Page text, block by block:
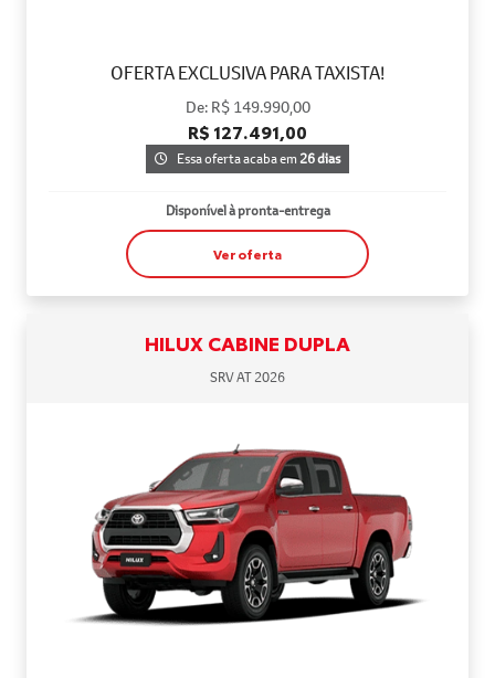
OFERTA EXCLUSIVA PARA TAXISTA!
De: R$ 149.990,00
R$ 127.491,00
Essa oferta acaba em26 dias
Disponível à pronta-entrega
Ver oferta
HILUX CABINE DUPLA
SRV AT 2026